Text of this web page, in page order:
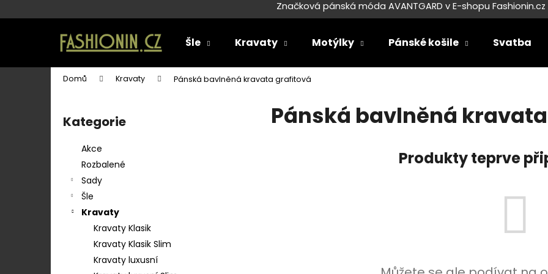
Značková pánská móda AVANTGARD v E-shopu Fashionin.cz
Šle Kravaty Motýlky Pánské košile Svatba
Domů Kravaty Pánská bavlněná kravata grafitová
Přeskočit
kategorie
Kategorie
Akce
Rozbalené
Sady
Šle
Kravaty
Kravaty Klasik
Kravaty Klasik Slim
Kravaty luxusní
Pánská bavlněná
Produkty teprve
o
k
obchodu
obchodu
Co potřebujete najít?
HLEDAT
Doporučujeme
SET LÁTKOVÉ ŠLE Y S KOŽENÝM SET LÁTKOVÉ ŠLE Y S KOŽENÝM SET LÁTKOVÉ